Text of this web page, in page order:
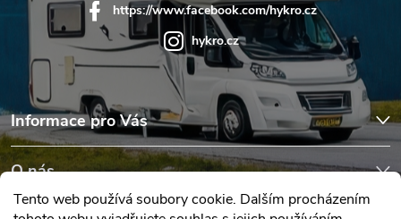
Tento web používá soubory cookie. Dalším procházením
Informace pro Vás
O nás
https://www.facebook.com/hykro.cz
hykro.cz